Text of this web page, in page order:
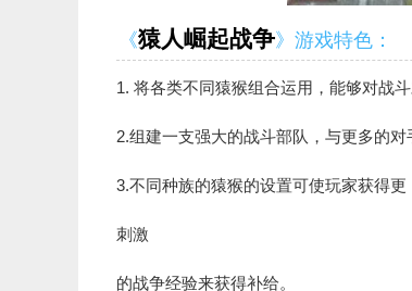
《猿人崛起战争》游戏特色：
1. 将各类不同猿猴组合运用，能够对战
2.组建一支强大的战斗部队，与更多的对
3.不同种族的猿猴的设置可使玩家获得更
刺激
的战争经验来获得补给。